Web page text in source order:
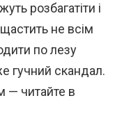
розбагатіти і
не всім
по лезу
гучний скандал.
— читайте в